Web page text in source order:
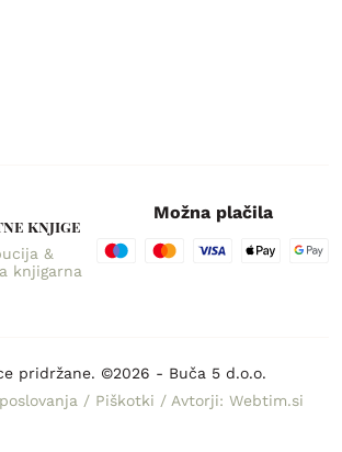
knjige
&
knjigarna
Možna plačila
pridržane. ©2026 - Buča 5 d.o.o.
/ Piškotki / Avtorji: Webtim.si